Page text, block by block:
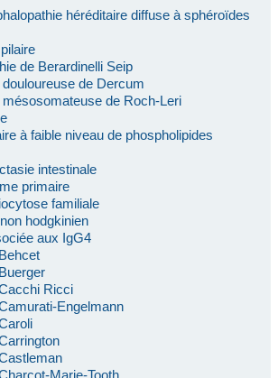
héréditaire diffuse à sphéroïdes
de Berardinelli Seip
de Dercum
de Roch-Leri
à faible niveau de phospholipides
intestinale
primaire
familiale
hodgkinien
aux IgG4
Ricci
Engelmann
Marie-Tooth